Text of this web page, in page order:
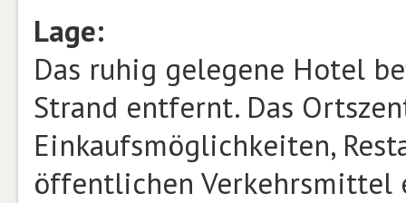
Lage:
Das ruhig gelegene Hotel
Strand entfernt. Das
Einkaufsmöglichkeiten,
öffentlichen Verkehrsmittel